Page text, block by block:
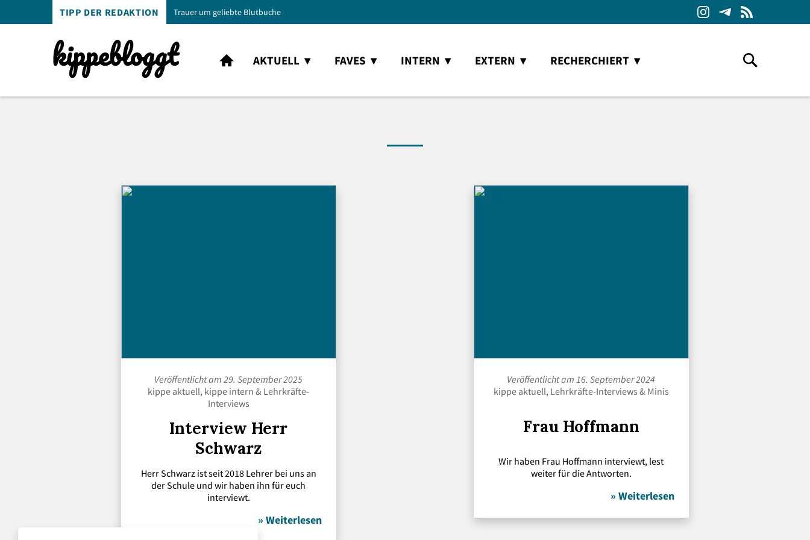
TIPP DER REDAKTION Trauer um geliebte Blutbuche
AKTUELL FAVES INTERN EXTERN RECHERCHIERT
Veröffentlicht am 29. September 2025
kippe aktuell, kippe intern & Lehrkräfte-
Interviews
Interview Herr
Schwarz
Herr Schwarz ist seit 2018 Lehrer bei uns an
der Schule und wir haben ihn für euch
interviewt.
» Weiterlesen
Veröffentlicht am 16. September 2024
kippe aktuell, Lehrkräfte-Interviews & Minis
Frau Hoffmann
Wir haben Frau Hoffmann interviewt, lest
weiter für die Antworten.
» Weiterlesen